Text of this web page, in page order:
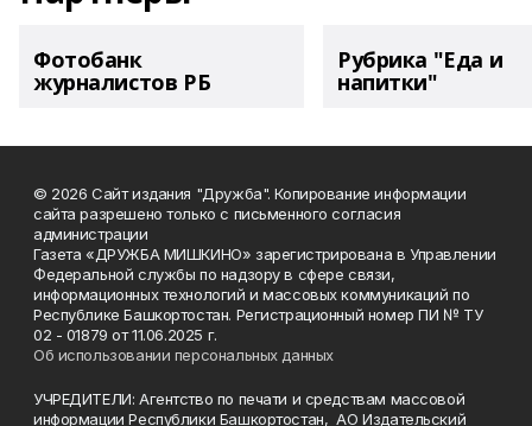
Фотобанк
журналистов РБ
Рубрика "Еда и
напитки"
© 2026 Сайт издания "Дружба". Копирование информации
сайта разрешено только с письменного согласия
администрации
Газета «ДРУЖБА МИШКИНО» зарегистрирована в Управлении
Федеральной службы по надзору в сфере связи,
информационных технологий и массовых коммуникаций по
Республике Башкортостан. Регистрационный номер ПИ № ТУ
02 - 01879 от 11.06.2025 г.
Об использовании персональных данных
УЧРЕДИТЕЛИ: Агентство по печати и средствам массовой
информации Республики Башкортостан, АО Издательский